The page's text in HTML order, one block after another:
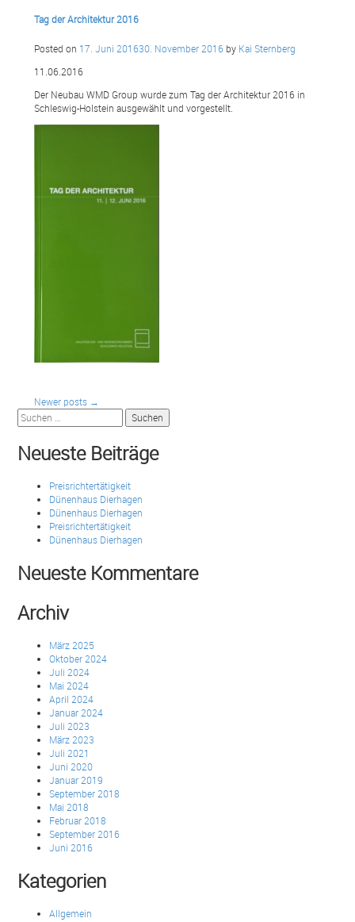
Tag der Architektur 2016
Posted on 17. Juni 201630. November 2016 by Kai Sternberg
11.06.2016
Der Neubau WMD Group wurde zum Tag der Architektur 2016 in
Schleswig-Holstein ausgewählt und vorgestellt.
Posts
navigation
Newer posts →
Suchen
nach:
Neueste Beiträge
Preisrichtertätigkeit
Dünenhaus Dierhagen
Dünenhaus Dierhagen
Preisrichtertätigkeit
Dünenhaus Dierhagen
Neueste Kommentare
Archiv
März 2025
Oktober 2024
Juli 2024
Mai 2024
April 2024
Januar 2024
Juli 2023
März 2023
Juli 2021
Juni 2020
Januar 2019
September 2018
Mai 2018
Februar 2018
September 2016
Juni 2016
Kategorien
Allgemein